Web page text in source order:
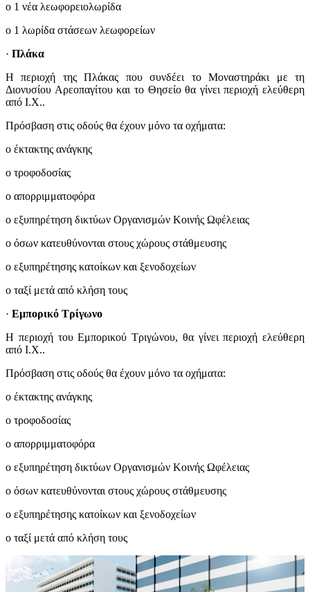
o 1 νέα λεωφορειολωρίδα
o 1 λωρίδα στάσεων λεωφορείων
· Πλάκα
Η περιοχή της Πλάκας που συνδέει το Μοναστηράκι με τη
Διονυσίου Αρεοπαγίτου και το Θησείο θα γίνει περιοχή ελεύθερη
από Ι.Χ..
Πρόσβαση στις οδούς θα έχουν μόνο τα οχήματα:
o έκτακτης ανάγκης
o τροφοδοσίας
o απορριμματοφόρα
o εξυπηρέτηση δικτύων Οργανισμών Κοινής Ωφέλειας
o όσων κατευθύνονται στους χώρους στάθμευσης
o εξυπηρέτησης κατοίκων και ξενοδοχείων
o ταξί μετά από κλήση τους
· Εμπορικό Τρίγωνο
Η περιοχή του Εμπορικού Τριγώνου, θα γίνει περιοχή ελεύθερη
από Ι.Χ..
Πρόσβαση στις οδούς θα έχουν μόνο τα οχήματα:
o έκτακτης ανάγκης
o τροφοδοσίας
o απορριμματοφόρα
o εξυπηρέτηση δικτύων Οργανισμών Κοινής Ωφέλειας
o όσων κατευθύνονται στους χώρους στάθμευσης
o εξυπηρέτησης κατοίκων και ξενοδοχείων
o ταξί μετά από κλήση τους